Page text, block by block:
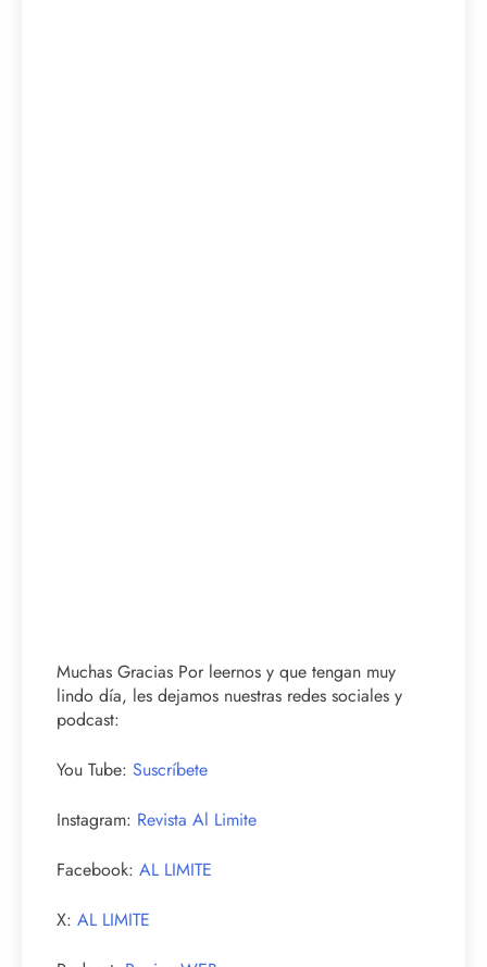
Muchas Gracias Por leernos y que tengan muy
lindo día, les dejamos nuestras redes sociales y
podcast:
You Tube: Suscríbete
Instagram: Revista Al Limite
Facebook: AL LIMITE
X: AL LIMITE